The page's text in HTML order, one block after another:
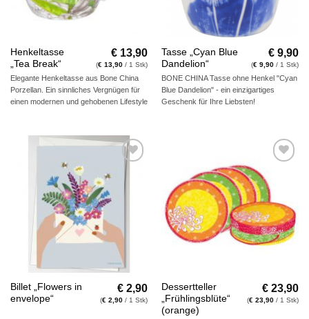
Henkeltasse
„Tea Break“
€ 13,90
(€ 13,90 / 1 Stk)
Elegante Henkeltasse aus Bone China
Porzellan. Ein sinnliches Vergnügen für
einen modernen und gehobenen Lifestyle
Tasse „Cyan Blue
Dandelion“
€ 9,90
(€ 9,90 / 1 Stk)
BONE CHINA Tasse ohne Henkel "Cyan
Blue Dandelion" - ein einzigartiges
Geschenk für Ihre Liebsten!
Auf die
Wunschliste
Billet „Flowers in
envelope“
€ 2,90
(€ 2,90 / 1 Stk)
Auf die
Wunschliste
Dessertteller
„Frühlingsblüte“
(orange)
€ 23,90
(€ 23,90 / 1 Stk)